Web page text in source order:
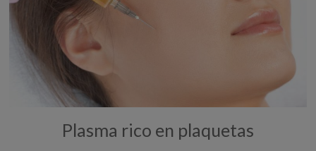
Plasma rico en plaquetas